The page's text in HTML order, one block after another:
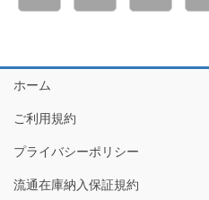
ホーム
ご利用規約
プライバシーポリシー
流通在庫納入保証規約